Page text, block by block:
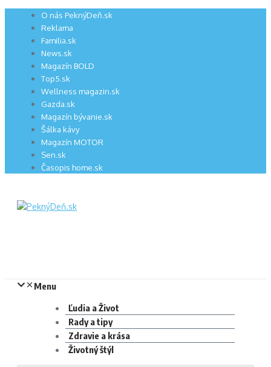
Preskočiť
O nás PeknýDeň.sk
Reklama
Familia.sk
News.sk
Magazín BOLD
Top5.sk
Wellness magazin.sk
Gazda.sk
Magazín bývanie.sk
Šálka kávy
Magazín MOTOR
Sen.sk
Časopis home.sk
Menu
Ľudia a Život
Rady a tipy
Zdravie a krása
Životný štýl